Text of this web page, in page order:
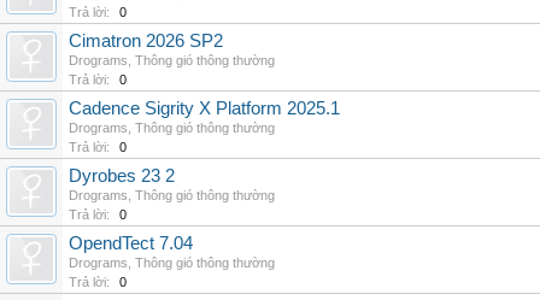
Trả lời:
0
Cimatron 2026 SP2
Drograms Thông gió thông thường
Trả lời:
0
Cadence Sigrity X Platform 2025.1
Drograms Thông gió thông thường
Trả lời:
0
Dyrobes 23 2
Drograms Thông gió thông thường
Trả lời:
0
OpendTect 7.04
Drograms Thông gió thông thường
Trả lời:
0